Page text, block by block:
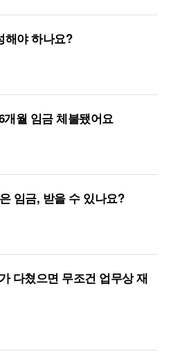
해야 하나요?
월 임금 체불됐어요
임금, 받을 수 있나요?
다쳤으면 무조건 업무상 재